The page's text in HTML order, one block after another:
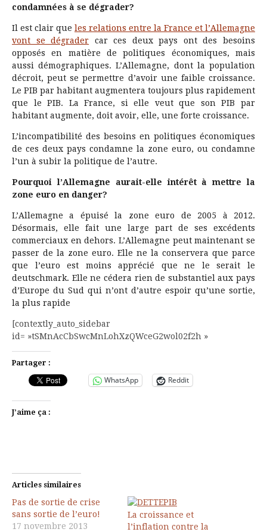
condamnées à se dégrader?
Il est clair que les relations entre la France et l’Allemagne
vont se dégrader car ces deux pays ont des besoins
opposés en matière de politiques économiques, mais
aussi démographiques. L’Allemagne, dont la population
décroit, peut se permettre d’avoir une faible croissance.
Le PIB par habitant augmentera toujours plus rapidement
que le PIB. La France, si elle veut que son PIB par
habitant augmente, doit avoir, elle, une forte croissance.
L’incompatibilité des besoins en politiques économiques
de ces deux pays condamne la zone euro, ou condamne
l’un à subir la politique de l’autre.
Pourquoi l’Allemagne aurait-elle intérêt à mettre la
zone euro en danger?
L’Allemagne a épuisé la zone euro de 2005 à 2012.
Désormais, elle fait une large part de ses excédents
commerciaux en dehors. L’Allemagne peut maintenant se
passer de la zone euro. Elle ne la conservera que parce
que l’euro est moins apprécié que ne le serait le
deutschmark. Elle ne cédera rien de substantiel aux pays
d’Europe du Sud qui n’ont d’autre espoir qu’une sortie,
la plus rapide
[contextly_auto_sidebar
id= »tSMnAcCbSwcMnLohXzQWceG2wol02f2h »
Partager :
WhatsApp Reddit
J’aime ça :
Articles similaires
Pas de sortie de crise
sans sortie de l’euro!
17 novembre 2013
La croissance et
l’inflation contre la